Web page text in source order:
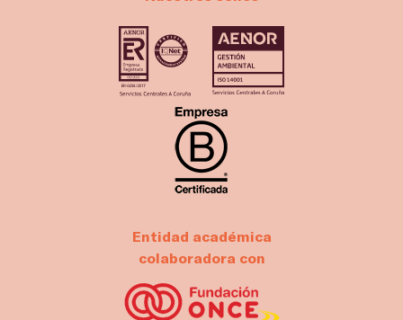
Entidad académica
colaboradora con